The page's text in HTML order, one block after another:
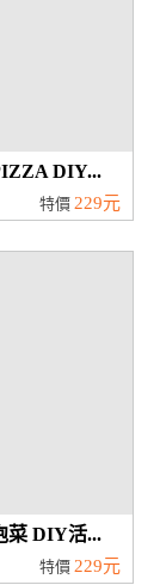
DIY...
特價 229元
菜 DIY活...
特價 229元